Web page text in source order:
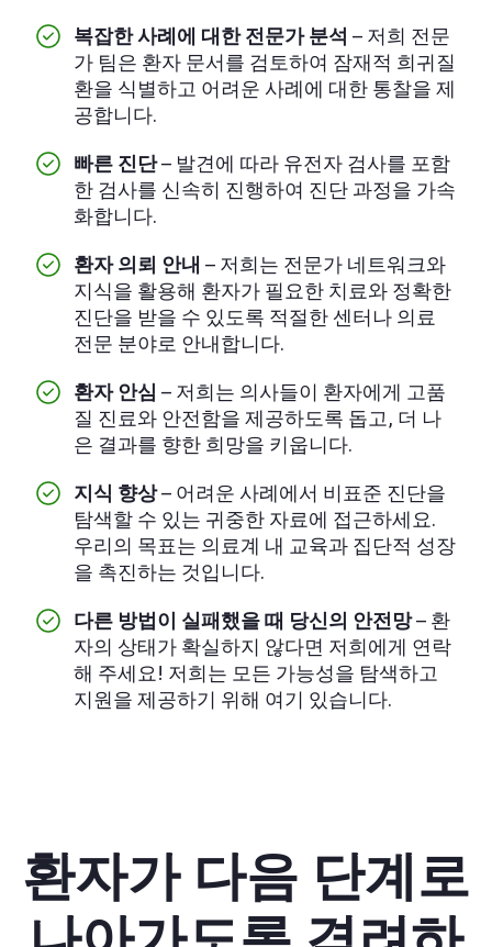
복잡한 사례에 대한 전문가 분석 – 저희 전문
가 팀은 환자 문서를 검토하여 잠재적 희귀질
환을 식별하고 어려운 사례에 대한 통찰을 제
공합니다.
빠른 진단– 발견에 따라 유전자 검사를 포함
한 검사를 신속히 진행하여 진단 과정을 가속
화합니다.
환자 의뢰 안내 – 저희는 전문가 네트워크와
지식을 활용해 환자가 필요한 치료와 정확한
진단을 받을 수 있도록 적절한 센터나 의료
전문 분야로 안내합니다.
환자 안심 – 저희는 의사들이 환자에게 고품
질 진료와 안전함을 제공하도록 돕고, 더 나
은 결과를 향한 희망을 키웁니다.
지식 향상– 어려운 사례에서 비표준 진단을
탐색할 수 있는 귀중한 자료에 접근하세요.
우리의 목표는 의료계 내 교육과 집단적 성장
을 촉진하는 것입니다.
다른 방법이 실패했을 때 당신의 안전망– 환
자의 상태가 확실하지 않다면 저희에게 연락
해 주세요! 저희는 모든 가능성을 탐색하고
지원을 제공하기 위해 여기 있습니다.
환자가 다음 단계로